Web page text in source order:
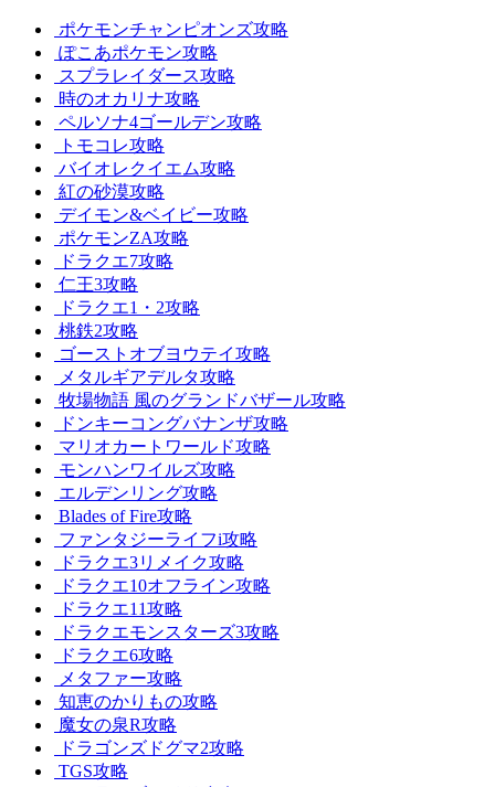
ポケモンチャンピオンズ攻略
ぽこあポケモン攻略
スプラレイダース攻略
時のオカリナ攻略
ペルソナ4ゴールデン攻略
トモコレ攻略
バイオレクイエム攻略
紅の砂漠攻略
デイモン&ベイビー攻略
ポケモンZA攻略
ドラクエ7攻略
仁王3攻略
ドラクエ1・2攻略
桃鉄2攻略
ゴーストオブヨウテイ攻略
メタルギアデルタ攻略
牧場物語 風のグランドバザール攻略
ドンキーコングバナンザ攻略
マリオカートワールド攻略
モンハンワイルズ攻略
エルデンリング攻略
Blades of Fire攻略
ファンタジーライフi攻略
ドラクエ3リメイク攻略
ドラクエ10オフライン攻略
ドラクエ11攻略
ドラクエモンスターズ3攻略
ドラクエ6攻略
メタファー攻略
知恵のかりもの攻略
魔女の泉R攻略
ドラゴンズドグマ2攻略
TGS攻略